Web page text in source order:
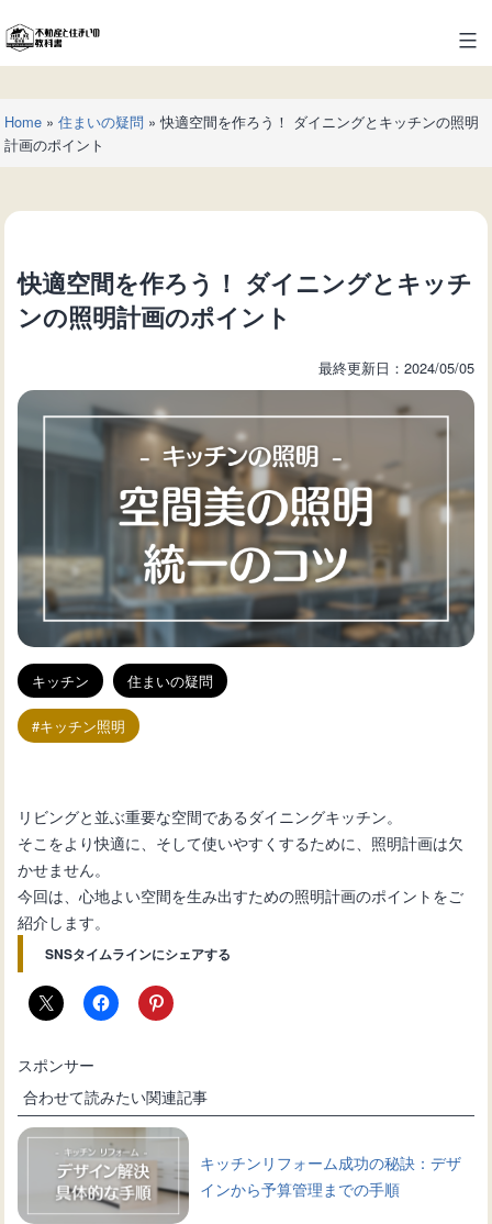
ン
テ
ツ
へ
ス
ッ
不
動
産
と
住
の
科
Home» 住まいの疑問 »快適空間を作ろう！ ダイニングとキッチンの照明
計画のポイント
快適空間を作ろう！ ダイニングとキッチ
ンの照明計画のポイント
最終更新日：2024/05/05
キッチン 住まいの疑問
キッチン照明
リビングと並ぶ重要な空間であるダイニングキッチン。
そこをより快適に、そして使いやすくするために、照明計画は欠
かせません。
今回は、心地よい空間を生み出すための照明計画のポイントをご
紹介します。
SNSタイムラインにシェアする
スポンサー
合わせて読みたい関連記事
キッチンリフォーム成功の秘訣：デザ
インから予算管理までの手順